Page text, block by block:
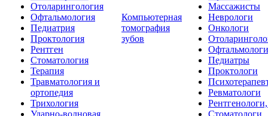
Отоларингология
Офтальмология
Педиатрия
Проктология
Рентген
Стоматология
Терапия
Травматология и
ортопедия
Трихология
Ударно-волновая
Компьютерная
томография
зубов
Массажисты
Неврологи
Онкологи
Офтальмологи
Педиатры
Проктологи
Ревматологи
Стоматологи